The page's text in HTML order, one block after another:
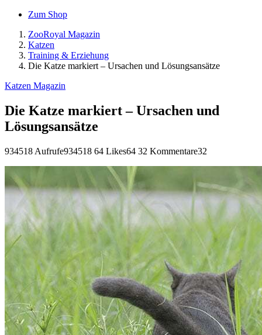
Zum Shop
ZooRoyal Magazin
Katzen
Training & Erziehung
Die Katze markiert – Ursachen und Lösungsansätze
Katzen Magazin
Die Katze markiert – Ursachen und
Lösungsansätze
934518 Aufrufe934518 64 Likes64 32 Kommentare32